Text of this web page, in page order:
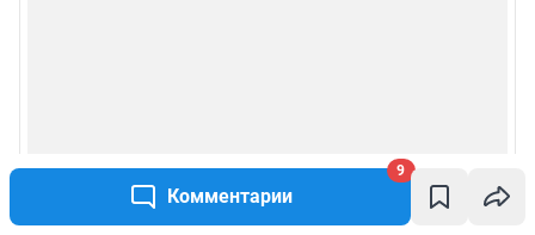
Комментарии
9